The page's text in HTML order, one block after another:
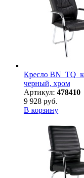
Кресло
черный, хром
Артикул: 478410
9 928 руб.
В корзину